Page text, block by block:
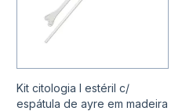
Kit citologia I estéril c/
espátula de ayre em madeira